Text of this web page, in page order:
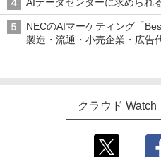
AIデータセンターに求められ
NECのAIマーケティング「
製造・流通・小売企業・広告
クラウド Watch